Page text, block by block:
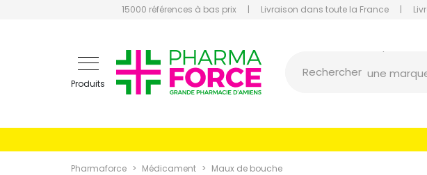
15000 références à bas prix | Livraison dans toute la France |
Produits
Pharmaforce Grande
Rechercher une
un produit
une
Pharmaforce Médicament Maux de bouche